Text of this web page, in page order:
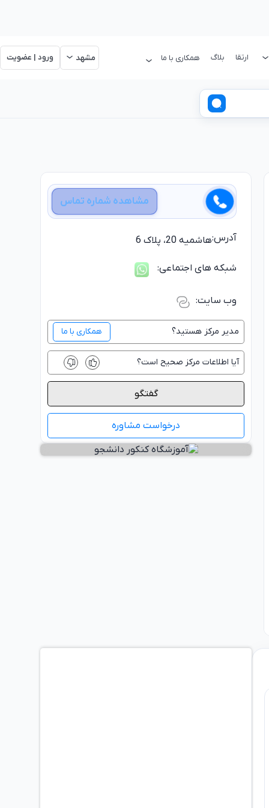
ارتقا بلاگ همکاری با ما مشهد ورود | عضویت
مشاهده شماره تماس
آدرس:هاشمیه 20، پلاک 6
شبکه های اجتماعی:
وب سایت:
مدیر مرکز هستید؟ همکاری با ما
آیا اطلاعات مرکز صحیح است؟
گفتگو
درخواست مشاوره